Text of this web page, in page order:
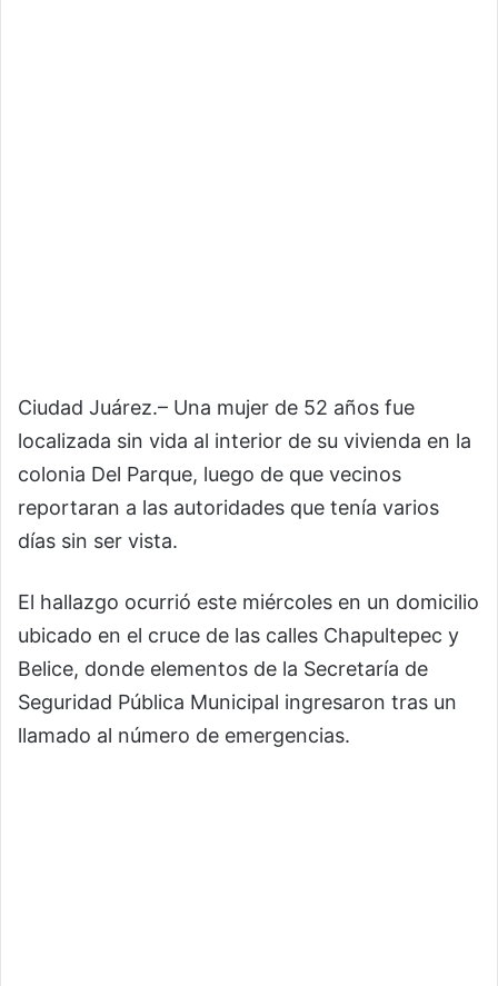
Ciudad Juárez.– Una mujer de 52 años fue
localizada sin vida al interior de su vivienda en la
colonia Del Parque, luego de que vecinos
reportaran a las autoridades que tenía varios
días sin ser vista.
El hallazgo ocurrió este miércoles en un domicilio
ubicado en el cruce de las calles Chapultepec y
Belice, donde elementos de la Secretaría de
Seguridad Pública Municipal ingresaron tras un
llamado al número de emergencias.